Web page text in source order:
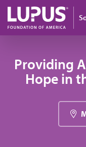
Pasar al contenido
Providing
Hope in